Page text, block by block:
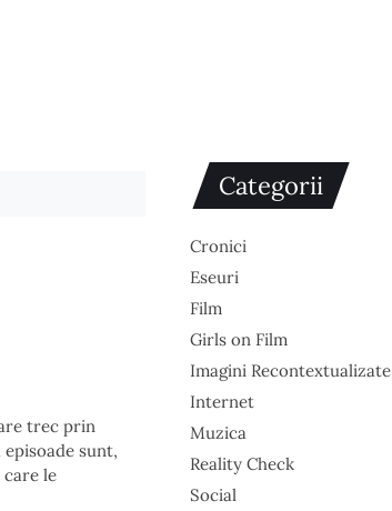
trec prin
sunt,
le
Categorii
Cronici
Eseuri
Film
Girls on Film
Imagini Recontextualizate
Internet
Muzica
Reality Check
Social